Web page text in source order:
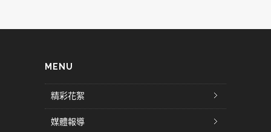
MENU
精彩花絮
媒體報導